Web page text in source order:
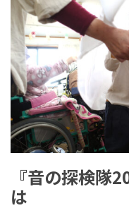
『音の探検隊
は